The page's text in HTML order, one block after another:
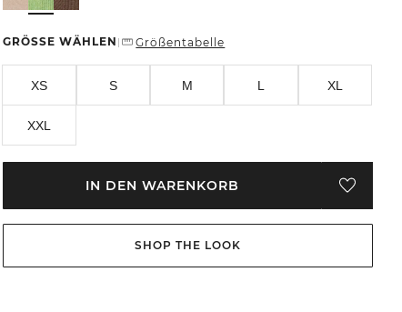
GRÖSSE WÄHLEN | Größentabelle
XS S M L XL
XXL
IN DEN WARENKORB
SHOP THE LOOK